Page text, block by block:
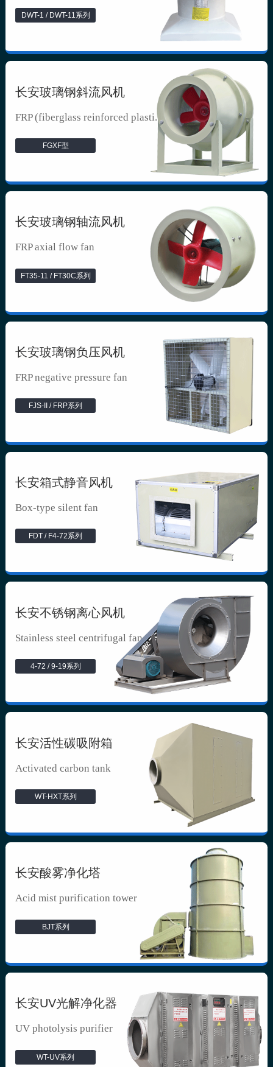
DWT-1 / DWT-11系列
长安玻璃钢斜流风机
FRP (fiberglass reinforced plasti...
FGXF型
长安玻璃钢轴流风机
FRP axial flow fan
FT35-11 / FT30C系列
长安玻璃钢负压风机
FRP negative pressure fan
FJS-II / FRP系列
长安箱式静音风机
Box-type silent fan
FDT / F4-72系列
长安不锈钢离心风机
Stainless steel centrifugal fan
4-72 / 9-19系列
长安活性碳吸附箱
Activated carbon tank
WT-HXT系列
长安酸雾净化塔
Acid mist purification tower
BJT系列
长安UV光解净化器
UV photolysis purifier
WT-UV系列